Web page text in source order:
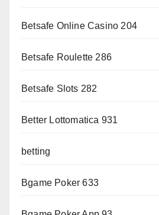
Betsafe Online Casino 204
Betsafe Roulette 286
Betsafe Slots 282
Better Lottomatica 931
betting
Bgame Poker 633